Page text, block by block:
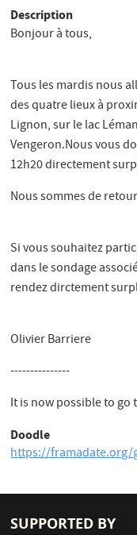
Description
Bonjour à tous,
Tous les mardis nous
des quatre lieux à
Lignon, sur le lac
Vengeron.Nous vous
12h20 directement
Nous sommes de
Si vous souhaitez
dans le sondage
rendez dirctement
Olivier Barriere
---------------
It is now possible to go
Doodle
https://framadate.org/
SUPPORTED BY